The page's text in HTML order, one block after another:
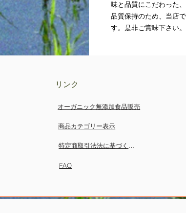
味と品質にこだわった
品質保持のため、当店
す。是非ご賞味下さい。
リンク
オーガニック無添加食品販売
商品カテゴリー表示
特定商取引法法に基づく表示
FAQ